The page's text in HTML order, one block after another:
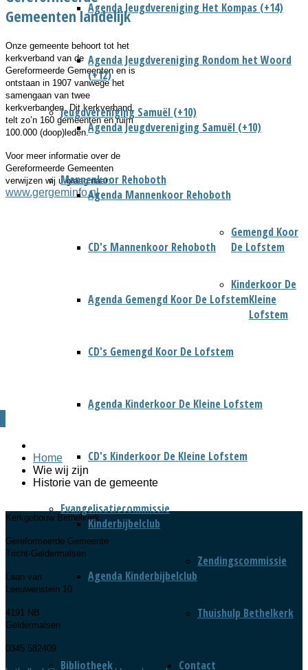
Agenda Jeugdvereniging Het Kompas (+14)
Agenda Jeugdvereniging Rondom het Woord
(+12)
Jeugdvereniging Samuël (+10)
Agenda Jeugdvereniging Samuël (+10)
Mannenkoor Rehoboth
Agenda Mannenkoor Rehoboth
CD's Mannenkoor Rehoboth
Gemengd Koor
De Lofstem
Agenda Gemengd Koor De Lofstem
CD's Gemengd Koor De Lofstem
Kinderkoor De
Kleine
Lofstem
Agenda Kinderkoor De Kleine Lofstem
CD's Kinderkoor De Kleine Lofstem
Evangelisatiecommissie
Kinderbijbelclub
Agenda Kinderbijbelclub
Zendingscommissie
Thuishulp Bethelkerk
Bibliotheek Contact
Gemeenten landelijk
Onze gemeente behoort tot het
kerkverband van de
Gereformeerde Gemeenten en is
ontstaan in 1907 vanwege het
samengaan van twee
kerkverbanden. Dit kerkverband
telt zo’n 160 gemeenten en ruim
100.000 (doop)leden.
Voor meer informatie over de
Gereformeerde Gemeenten
verwijzen wij u graag naar:
www.gergeminfo.nl
Home
Wie wij zijn
Historie van de gemeente
Kerkgebouw Bethelkerk
Gereformeerde Gemeente
Tricht-Geldermalsen
Laan van
Leeuwenstein 10
4191 NB
Geldermalsen
0345 582409